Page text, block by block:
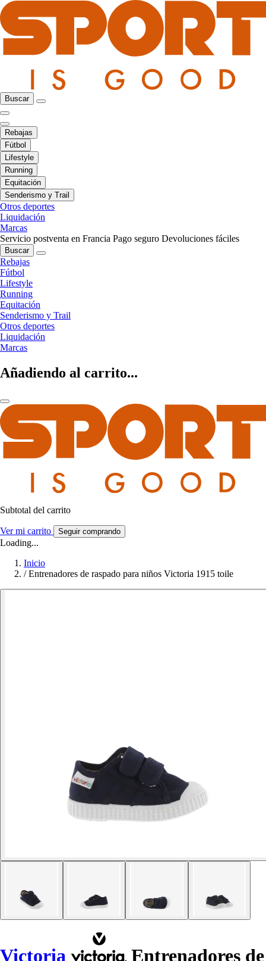
Buscar
Rebajas
Fútbol
Lifestyle
Running
Equitación
Senderismo y Trail
Otros deportes
Liquidación
Marcas
Servicio postventa en Francia Pago seguro Devoluciones fáciles
Buscar
Rebajas
Fútbol
Lifestyle
Running
Equitación
Senderismo y Trail
Otros deportes
Liquidación
Marcas
Añadiendo al carrito...
Subtotal del carrito
Ver mi carrito Seguir comprando
Loading...
Inicio
/ Entrenadores de raspado para niños Victoria 1915 toile
Victoria
Entrenadores de